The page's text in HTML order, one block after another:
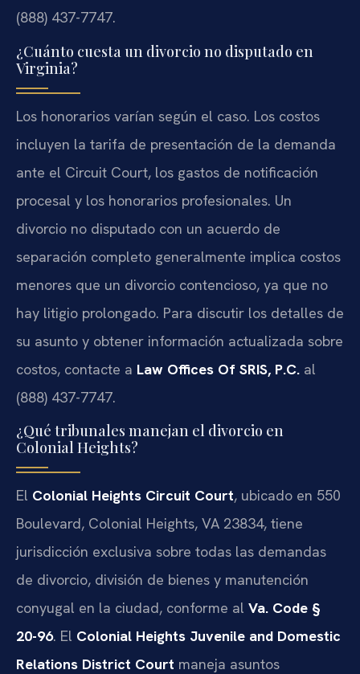
(888) 437-7747.
¿Cuánto cuesta un divorcio no disputado en
Virginia?
Los honorarios varían según el caso. Los costos
incluyen la tarifa de presentación de la demanda
ante el Circuit Court, los gastos de notificación
procesal y los honorarios profesionales. Un
divorcio no disputado con un acuerdo de
separación completo generalmente implica costos
menores que un divorcio contencioso, ya que no
hay litigio prolongado. Para discutir los detalles de
su asunto y obtener información actualizada sobre
costos, contacte a Law Offices Of SRIS, P.C. al
(888) 437-7747.
¿Qué tribunales manejan el divorcio en
Colonial Heights?
El Colonial Heights Circuit Court, ubicado en 550
Boulevard, Colonial Heights, VA 23834, tiene
jurisdicción exclusiva sobre todas las demandas
de divorcio, división de bienes y manutención
conyugal en la ciudad, conforme al Va. Code §
20-96. El Colonial Heights Juvenile and Domestic
Relations District Court maneja asuntos